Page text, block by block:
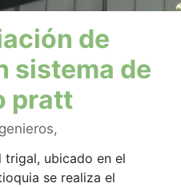
de
sistema de
pratt
trigal, ubicado en el
se realiza el